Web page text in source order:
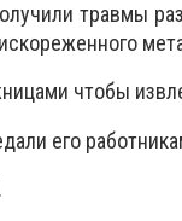
травмы
чтобы
его